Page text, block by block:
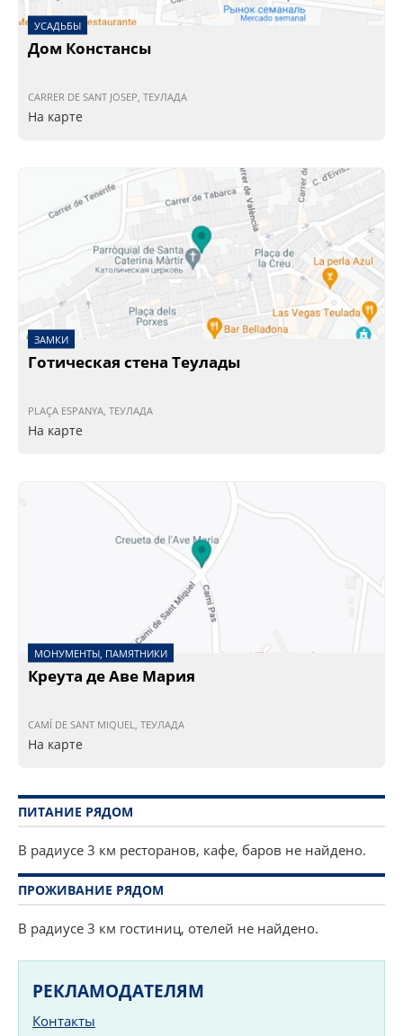
УСАДЬБЫ
Дом Констанcы
CARRER DE SANT JOSEP, ТЕУЛАДА
На карте
ЗАМКИ
Готическая стена Теулады
PLAÇA ESPANYA, ТЕУЛАДА
На карте
МОНУМЕНТЫ, ПАМЯТНИКИ
Креута де Аве Мария
CAMÍ DE SANT MIQUEL, ТЕУЛАДА
На карте
ПИТАНИЕ РЯДОМ
В радиусе 3 км ресторанов, кафе, баров не найдено.
ПРОЖИВАНИЕ РЯДОМ
В радиусе 3 км гостиниц, отелей не найдено.
РЕКЛАМОДАТЕЛЯМ
Контакты